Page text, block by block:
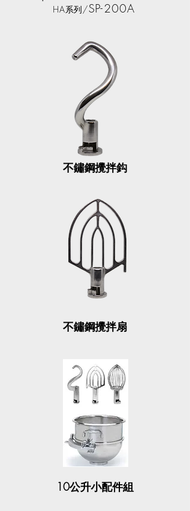
HA系列 /SP-200A
不鏽鋼攪拌鈎
不鏽鋼攪拌扇
10公升小配件組